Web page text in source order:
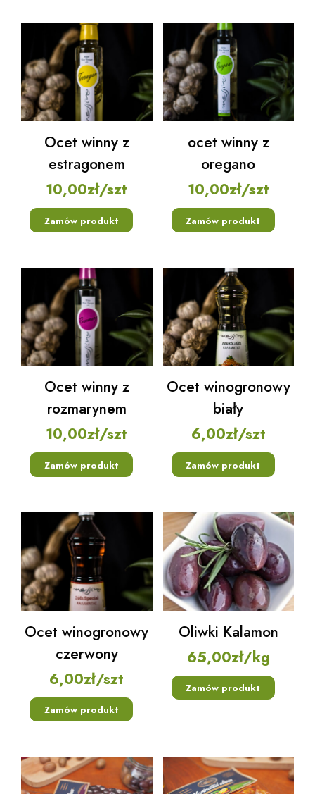
Ocet winny z
estragonem
10,00zł/szt
Zamów produkt
ocet winny z
oregano
10,00zł/szt
Zamów produkt
Ocet winny z
rozmarynem
10,00zł/szt
Zamów produkt
Ocet winogronowy
biały
6,00zł/szt
Zamów produkt
Ocet winogronowy
czerwony
6,00zł/szt
Zamów produkt
Oliwki Kalamon
65,00zł/kg
Zamów produkt